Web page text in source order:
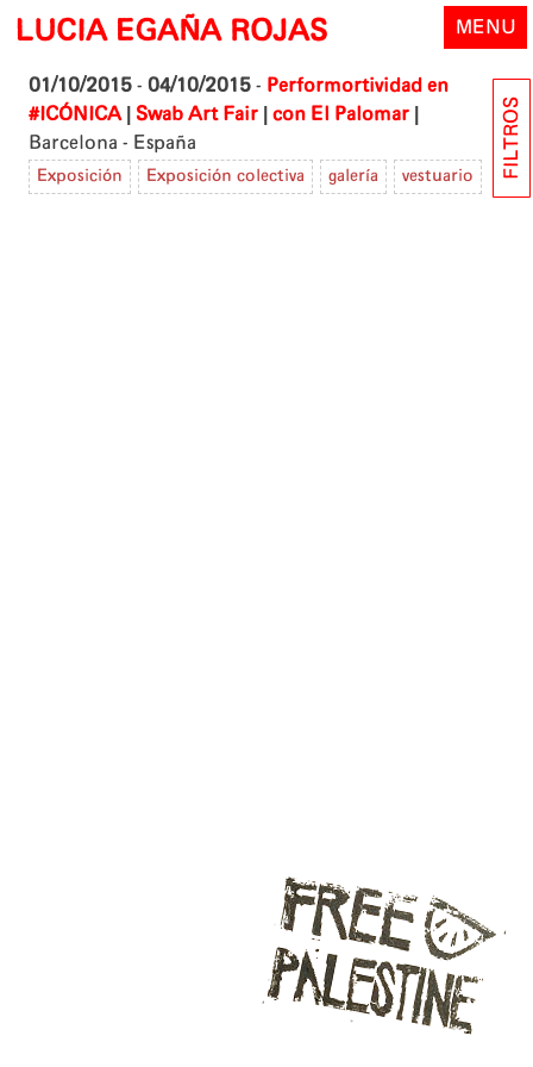
Skip
content
LUCIA EGAÑA ROJAS MENU
01/10/2015 - 04/10/2015 - Performortividad en
#ICÓNICA
Swab Art Fair con El Palomar
Barcelona - España
Exposición Exposición colectiva galería vestuario FILTROS